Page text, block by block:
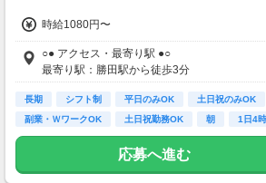
時給1080円〜
○● アクセス・最寄り駅 ●○
最寄り駅：勝田駅から徒歩3分
長期 シフト制 平日のみOK 土日祝のみOK
副業・ＷワークOK
土日祝勤務OK 朝 1日4
応募へ進む